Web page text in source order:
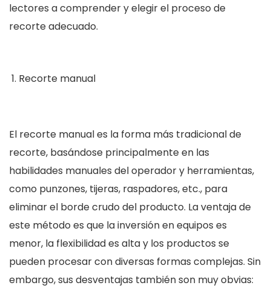
lectores a comprender y elegir el proceso de
recorte adecuado.
Recorte manual
El recorte manual es la forma más tradicional de
recorte, basándose principalmente en las
habilidades manuales del operador y herramientas,
como punzones, tijeras, raspadores, etc., para
eliminar el borde crudo del producto. La ventaja de
este método es que la inversión en equipos es
menor, la flexibilidad es alta y los productos se
pueden procesar con diversas formas complejas. Sin
embargo, sus desventajas también son muy obvias: